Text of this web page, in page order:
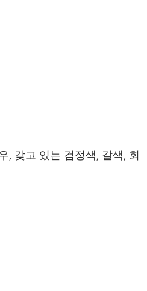
, 갖고 있는 검정색, 갈색, 회